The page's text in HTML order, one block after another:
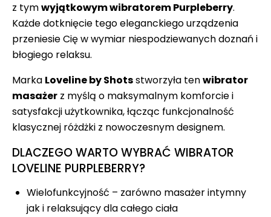
z tymwyjątkowym wibratorem Purpleberry.
Każde dotknięcie tego eleganckiego urządzenia
przeniesie Cię w wymiar niespodziewanych doznań i
błogiego relaksu.
Marka Loveline by Shotsstworzyła tenwibrator
masażer z myślą o maksymalnym komforcie i
satysfakcji użytkownika, łącząc funkcjonalność
klasycznej różdżki z nowoczesnym designem.
DLACZEGO WARTO WYBRAĆ WIBRATOR
LOVELINE PURPLEBERRY?
Wielofunkcyjność – zarówno masażer intymny
jak i relaksujący dla całego ciała